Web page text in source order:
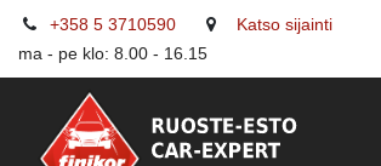
+358 5 3710590 Katso sijainti
ma - pe klo: 8.00 - 16.15